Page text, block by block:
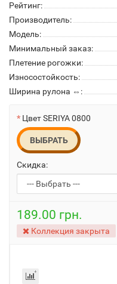
Рейтинг:
Производитель:
Модель:
Минимальный заказ:
Плетение рогожки:
Износостойкость:
Ширина рулона ⇔:
Цвет SERIYA 0800
ВЫБРАТЬ
Скидка:
189.00 грн.
Коллекция закрыта